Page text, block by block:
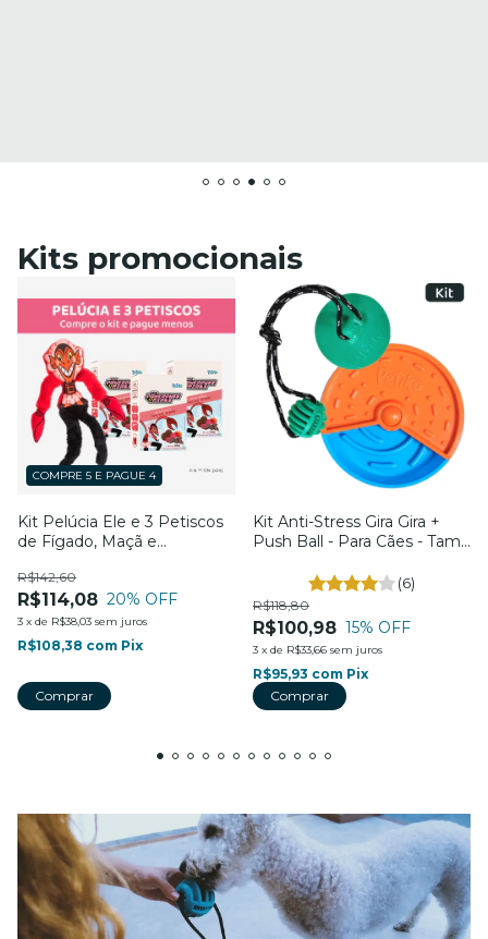
Kits promocionais
COMPRE 5 E PAGUE 4
Kit Pelúcia Ele e 3 Petiscos
de Fígado, Maçã e
Meninas Super Poderosas -
Para Cães - Petiko
R$114,08
R$142,60
20% OFF
3 x de R$38,03 sem juros
R$108,38 com Pix
Kit Anti-Stress Gira Gira +
Push Ball - Para Cães - Tam.
(6)
R$100,98
R$118,80
15% OFF
3 x de R$33,66 sem juros
R$95,93 com Pix